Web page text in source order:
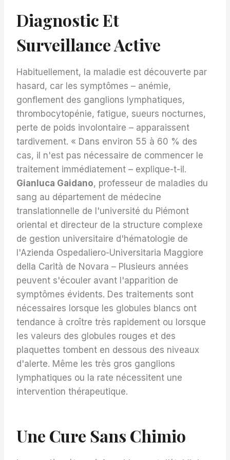
Diagnostic Et
Surveillance Active
Habituellement, la maladie est découverte par
hasard, car les symptômes – anémie,
gonflement des ganglions lymphatiques,
thrombocytopénie, fatigue, sueurs nocturnes,
perte de poids involontaire – apparaissent
tardivement. « Dans environ 55 à 60 % des
cas, il n'est pas nécessaire de commencer le
traitement immédiatement – explique-t-il.
Gianluca Gaidano, professeur de maladies du
sang au département de médecine
translationnelle de l'université du Piémont
oriental et directeur de la structure complexe
de gestion universitaire d'hématologie de
l'Azienda Ospedaliero-Universitaria Maggiore
della Carità de Novara – Plusieurs années
peuvent s'écouler avant l'apparition de
symptômes évidents. Des traitements sont
nécessaires lorsque les globules blancs ont
tendance à croître très rapidement ou lorsque
les valeurs des globules rouges et des
plaquettes tombent en dessous des niveaux
d'alerte. Même les très gros ganglions
lymphatiques ou la rate nécessitent une
intervention thérapeutique.
Une Cure Sans Chimio